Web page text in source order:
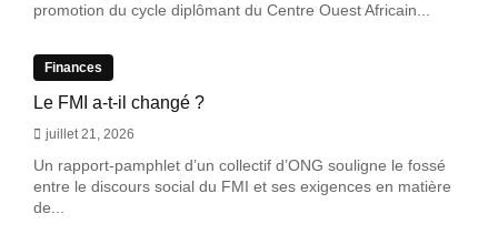
promotion du cycle diplômant du Centre Ouest Africain...
Finances
Le FMI a-t-il changé ?
juillet 21, 2026
Un rapport-pamphlet d’un collectif d’ONG souligne le fossé
entre le discours social du FMI et ses exigences en matière
de...